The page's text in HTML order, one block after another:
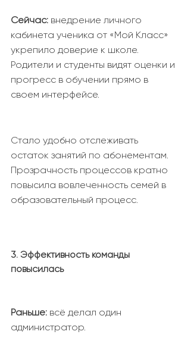
Сейчас: внедрение личного
кабинета ученика от «Мой Класс»
укрепило доверие к школе.
Родители и студенты видят оценки и
прогресс в обучении прямо в
своем интерфейсе.
Стало удобно отслеживать
остаток занятий по абонементам.
Прозрачность процессов кратно
повысила вовлеченность семей в
образовательный процесс.
3. Эффективность команды
повысилась
Раньше: всё делал один
администратор.